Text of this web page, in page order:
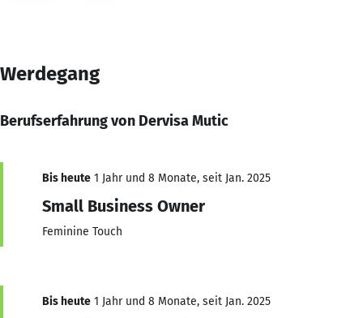
Werdegang
Berufserfahrung von Dervisa Mutic
Bis heute 1 Jahr und 8 Monate, seit Jan. 2025
Small Business Owner
Feminine Touch
Bis heute 1 Jahr und 8 Monate, seit Jan. 2025